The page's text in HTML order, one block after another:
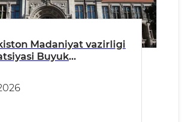
Madaniyat vazirligi
Buyuk